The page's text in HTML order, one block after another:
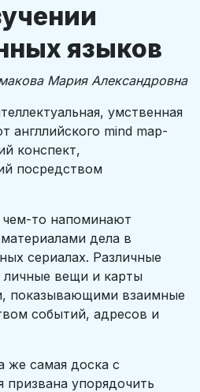
языков
Мария Александровна
умственная
англлийского mind map-
конспект,
посредством
то напоминают
дела в
сериалах. Различные
личные вещи и карты
показывающими взаимные
событий, адресов и
же самая доска с
призвана упорядочить